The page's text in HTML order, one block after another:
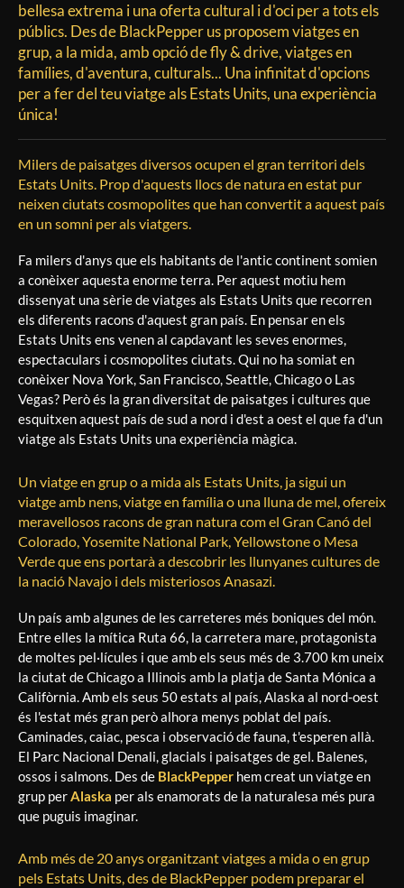
bellesa extrema i una oferta cultural i d'oci per a tots els
públics. Des de BlackPepper us proposem viatges en
grup, a la mida, amb opció de fly & drive, viatges en
famílies, d'aventura, culturals... Una infinitat d'opcions
per a fer del teu viatge als Estats Units, una experiència
única!
Milers de paisatges diversos ocupen el gran territori dels
Estats Units. Prop d'aquests llocs de natura en estat pur
neixen ciutats cosmopolites que han convertit a aquest país
en un somni per als viatgers.
Fa milers d'anys que els habitants de l'antic continent somien
a conèixer aquesta enorme terra. Per aquest motiu hem
dissenyat una sèrie de viatges als Estats Units que recorren
els diferents racons d'aquest gran país. En pensar en els
Estats Units ens venen al capdavant les seves enormes,
espectaculars i cosmopolites ciutats. Qui no ha somiat en
conèixer Nova York, San Francisco, Seattle, Chicago o Las
Vegas? Però és la gran diversitat de paisatges i cultures que
esquitxen aquest país de sud a nord i d'est a oest el que fa d'un
viatge als Estats Units una experiència màgica.
Un viatge en grup o a mida als Estats Units, ja sigui un
viatge amb nens, viatge en família o una lluna de mel, ofereix
meravellosos racons de gran natura com el Gran Canó del
Colorado, Yosemite National Park, Yellowstone o Mesa
Verde que ens portarà a descobrir les llunyanes cultures de
la nació Navajo i dels misteriosos Anasazi.
Un país amb algunes de les carreteres més boniques del món.
Entre elles la mítica Ruta 66, la carretera mare, protagonista
de moltes pel·lícules i que amb els seus més de 3.700 km uneix
la ciutat de Chicago a Illinois amb la platja de Santa Mónica a
Califòrnia. Amb els seus 50 estats al país, Alaska al nord-oest
és l'estat més gran però alhora menys poblat del país.
Caminades, caiac, pesca i observació de fauna, t'esperen allà.
El Parc Nacional Denali, glacials i paisatges de gel. Balenes,
ossos i salmons. Des de BlackPepper hem creat un viatge en
grup per Alaska per als enamorats de la naturalesa més pura
que puguis imaginar.
Amb més de 20 anys organitzant viatges a mida o en grup
pels Estats Units, des de BlackPepper podem preparar el